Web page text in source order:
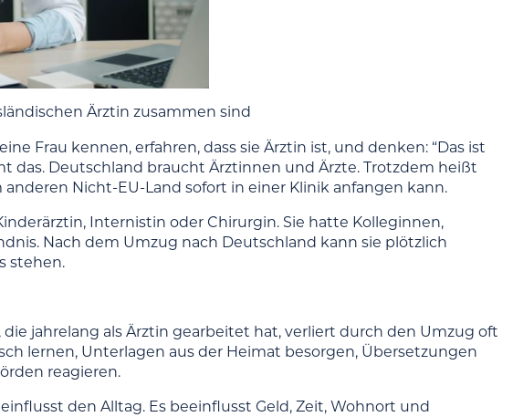
Ärztin zusammen sind
Frau kennen, erfahren, dass sie Ärztin ist, und denken: “Das ist
das. Deutschland braucht Ärztinnen und Ärzte. Trotzdem heißt
Nicht-EU-Land sofort in einer Klinik anfangen kann.
Internistin oder Chirurgin. Sie hatte Kolleginnen,
Nach dem Umzug nach Deutschland kann sie plötzlich
stehen.
jahrelang als Ärztin gearbeitet hat, verliert durch den Umzug oft
lernen, Unterlagen aus der Heimat besorgen, Übersetzungen
reagieren.
den Alltag. Es beeinflusst Geld, Zeit, Wohnort und